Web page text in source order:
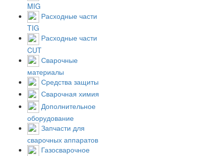
MIG
Расходные части
TIG
Расходные части
CUT
Сварочные
материалы
Средства защиты
Сварочная химия
Дополнительное
оборудование
Запчасти для
сварочных аппаратов
Газосварочное